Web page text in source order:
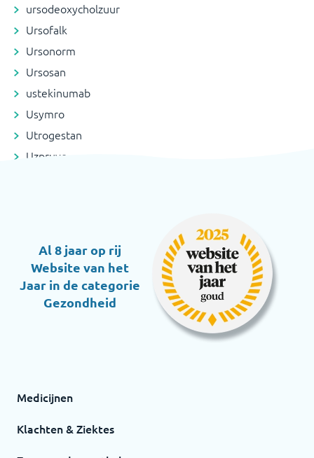
ursodeoxycholzuur
Ursofalk
Ursonorm
Ursosan
ustekinumab
Usymro
Utrogestan
Uzpruvo
Al 8 jaar op rij
Website van het
Jaar in de categorie
Gezondheid
Medicijnen
Klachten & Ziektes